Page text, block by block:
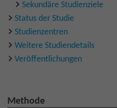
Sekundäre Studienziele
Status der Studie
Studienzentren
Weitere Studiendetails
Veröffentlichungen
Methode